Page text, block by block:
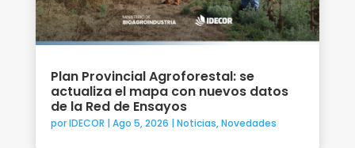
Plan Provincial Agroforestal: se
actualiza el mapa con nuevos datos
de la Red de Ensayos
porIDECOR | Ago 5, 2026 | Noticias,Novedades